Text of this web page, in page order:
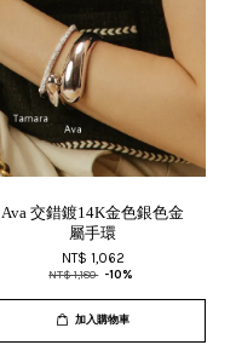
Ava 交錯鍍14K金色銀色金
屬手環
NT$ 1,062
NT$ 1,180 -10%
加入購物車